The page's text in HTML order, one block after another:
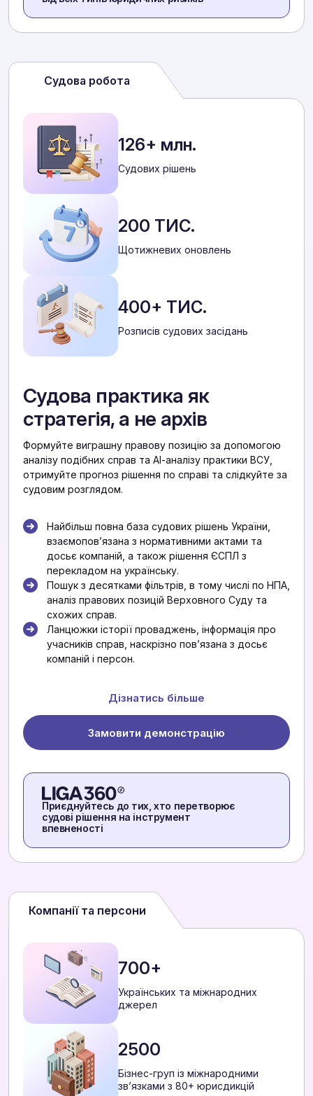
Судова робота
126+ млн.
Cудових рішень
200 ТИС.
Щотижневих оновлень
400+ ТИС.
Розписів судових засідань
Судова практика як
стратегія, а не архів
Формуйте виграшну правову позицію за допомогою
аналізу подібних справ та АІ-аналізу практики ВСУ,
отримуйте прогноз рішення по справі та слідкуйте за
судовим розглядом.
Найбільш повна база судових рішень України,
взаємоповʼязана з нормативними актами та
досьє компаній, а також рішення ЄСПЛ з
перекладом на українську.
Пошук з десятками фільтрів, в тому числі по НПА,
аналіз правових позицій Верховного Суду та
схожих справ.
Ланцюжки історії проваджень, інформація про
учасників справ, наскрізно повʼязана з досьє
компаній і персон.
Дізнатись більше
Замовити демонстрацію
Приєднуйтесь до тих, хто перетворює
судові рішення на інструмент
впевненості
Компанії та персони
700+
Українських та міжнародних
джерел
2500
Бізнес-груп із міжнародними
звʼязками з 80+ юрисдикцій